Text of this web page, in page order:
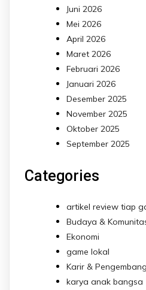
Juni 2026
Mei 2026
April 2026
Maret 2026
Februari 2026
Januari 2026
Desember 2025
November 2025
Oktober 2025
September 2025
Categories
artikel review tiap
Budaya &
Ekonomi
game lokal
Karir &
karya anak bangsa